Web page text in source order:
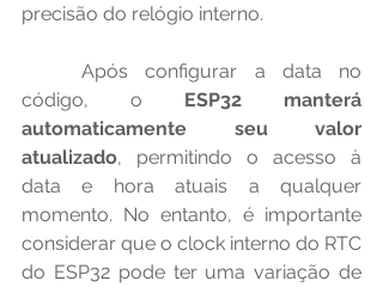
precisão do relógio interno.
	Após configurar a data no
código, o ESP32 manterá
automaticamente seu valor
atualizado, permitindo o acesso à
data e hora atuais a qualquer
momento. No entanto, é importante
considerar que o clock interno do RTC
do ESP32 pode ter uma variação de